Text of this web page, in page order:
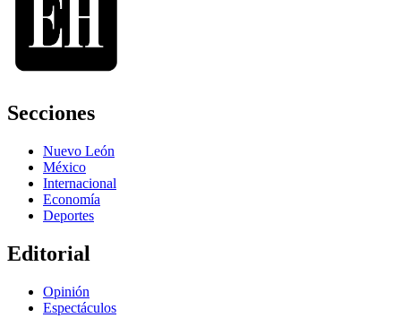
Secciones
Nuevo León
México
Internacional
Economía
Deportes
Editorial
Opinión
Espectáculos